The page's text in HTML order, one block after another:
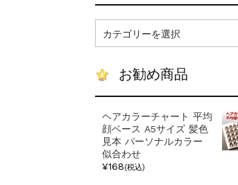
事
カ
ゴ
ー
お勧め商品
ヘアカラーチャート 平均
顔ベース A5サイズ 髪色
見本 パーソナルカラー
似合わせ
¥168(税込)